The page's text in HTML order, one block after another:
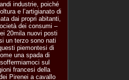
industrie, poiché
e l’artigianato di
dai propri abitanti,
dei consumi –
20mila nuovi posti
un terzo sono nati
piemontesi di
una spada di
sul
francesi della
Pirenei a cavallo